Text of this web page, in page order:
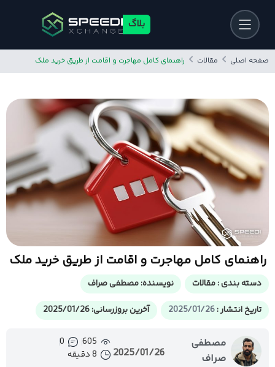
بلاگ
صفحه اصلی مقالات راهنمای کامل مهاجرت و اقامت از طریق خرید ملک
راهنمای کامل مهاجرت و اقامت از طریق خرید ملک
دسته بندی :مقالات نویسنده:مصطفی صراف
تاریخ انتشار :2025/01/26 آخرین بروزرسانی: 2025/01/26
مصطفی
صراف
2025/01/26
605
0
8 دقیقه